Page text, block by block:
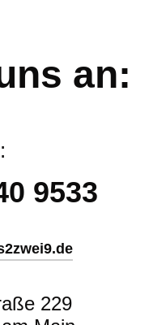
an:
9533
229